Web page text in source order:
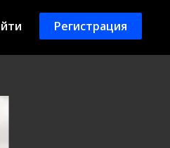
Регистрация